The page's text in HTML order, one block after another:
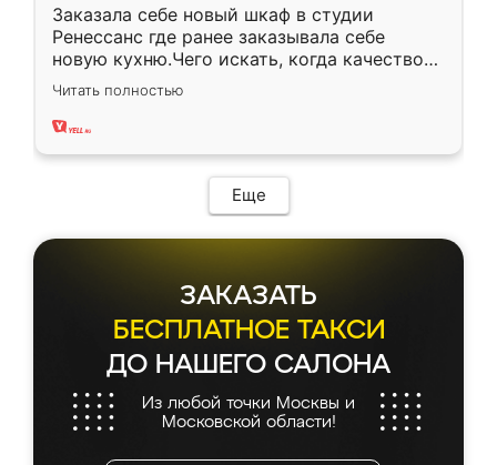
Заказала себе новый шкаф в студии
Ренессанс где ранее заказывала себе
новую кухню.Чего искать, когда качеством
вполне довольна. Служит кухня уже почти
два года, нареканий нет.
Читать полностью
Еще
ЗАКАЗАТЬ
БЕСПЛАТНОЕ ТАКСИ
ДО НАШЕГО САЛОНА
Из любой точки Москвы и
Московской области!